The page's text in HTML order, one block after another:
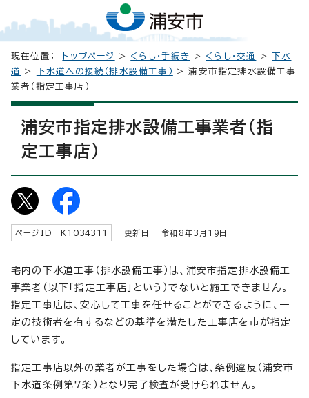
現在位置： トップページ > くらし・手続き > くらし・交通 >下水
道
> 下水道への接続（排水設備工事）
> 浦安市指定排水設備工事
業者（指定工事店）
浦安市指定排水設備工事業者（指
定工事店）
ページID K 1034311 更新日 令和8年3月 19 日
宅内の下水道工事（排水設備工事）は、浦安市指定排水設備工
事業者（以下「指定工事店」という）でないと施工できません。
指定工事店は、安心して工事を任せることができるように、一
定の技術者を有するなどの基準を満たした工事店を市が指定
しています。
指定工事店以外の業者が工事をした場合は、条例違反（浦安市
下水道条例第7条）となり完了検査が受けられません。